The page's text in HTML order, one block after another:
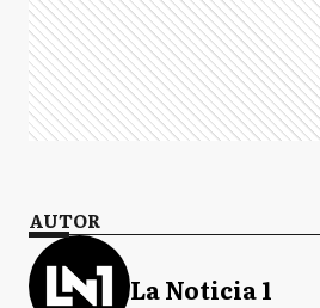
AUTOR
La Noticia 1